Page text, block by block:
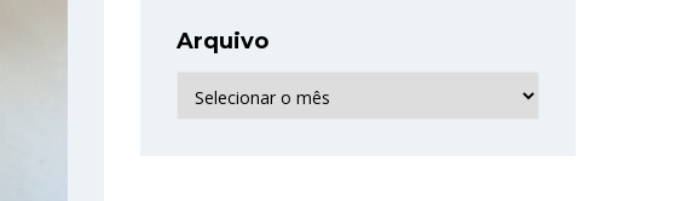
Arquivo
Arquivo